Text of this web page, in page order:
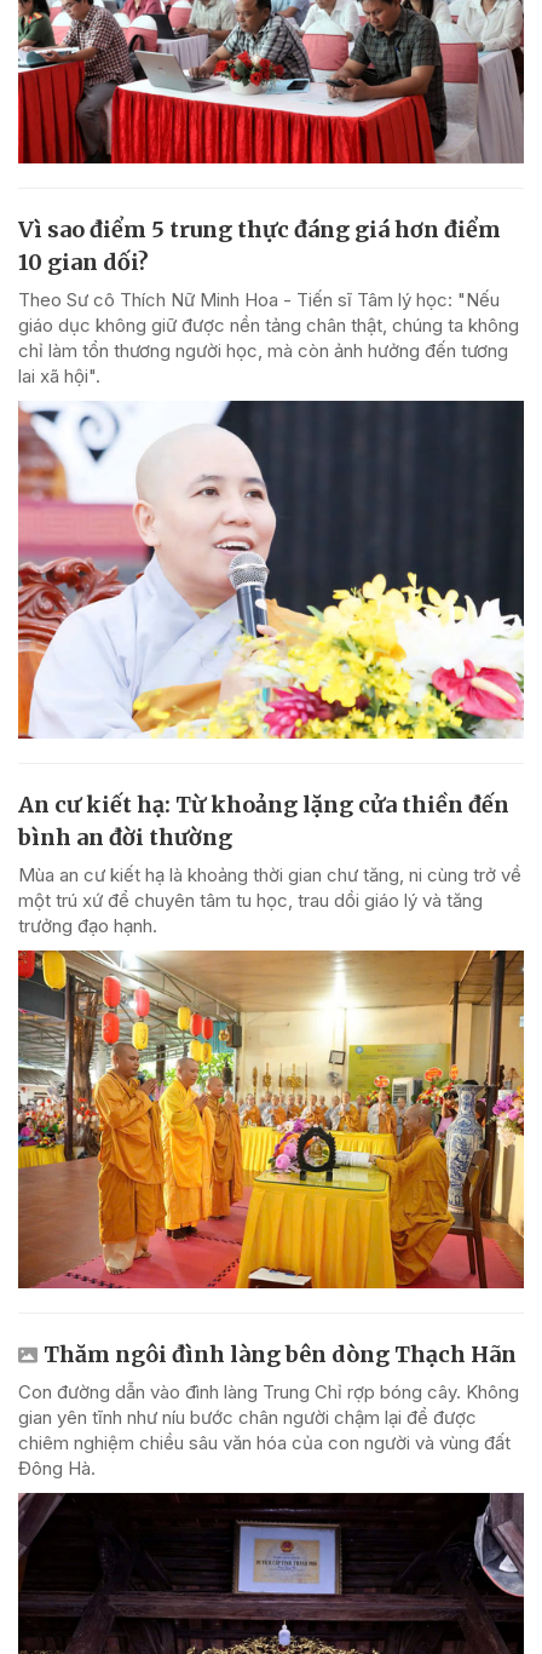
Vì sao điểm 5 trung thực đáng giá hơn điểm
10 gian dối?
Theo Sư cô Thích Nữ Minh Hoa - Tiến sĩ Tâm lý học: "Nếu
giáo dục không giữ được nền tảng chân thật, chúng ta không
chỉ làm tổn thương người học, mà còn ảnh hưởng đến tương
lai xã hội".
An cư kiết hạ: Từ khoảng lặng cửa thiền đến
bình an đời thường
Mùa an cư kiết hạ là khoảng thời gian chư tăng, ni cùng trở về
một trú xứ để chuyên tâm tu học, trau dồi giáo lý và tăng
trưởng đạo hạnh.
Thăm ngôi đình làng bên dòng Thạch Hãn
Con đường dẫn vào đình làng Trung Chỉ rợp bóng cây. Không
gian yên tĩnh như níu bước chân người chậm lại để được
chiêm nghiệm chiều sâu văn hóa của con người và vùng đất
Đông Hà.